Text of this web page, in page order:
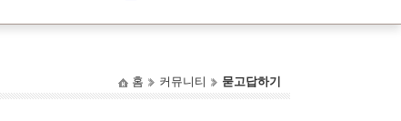
홈 커뮤니티 묻고답하기